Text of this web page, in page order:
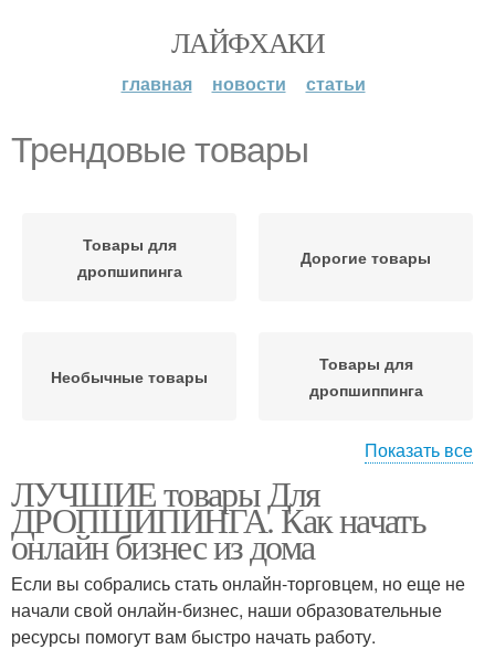
ЛАЙФХАКИ
главная новости статьи
Трендовые товары
Товары для
дропшипинга
Дорогие товары
Необычные товары
Товары для
дропшиппинга
Прибыльный товар Товар на продажу
Товары на амазон Популярные товары
Показать все
ЛУЧШИЕ товары Для
ДРОПШИПИНГА. Как начать
онлайн бизнес из дома
Если вы собрались стать онлайн-торговцем, но еще не
начали свой онлайн-бизнес, наши образовательные
ресурсы помогут вам быстро начать работу.